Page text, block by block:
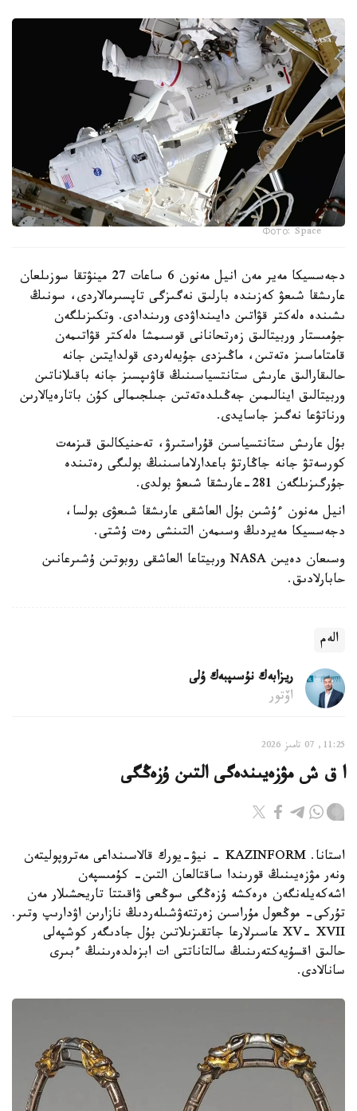
Фото: Space
دجەسسيكا مەير مەن انيل مەنون 6 ساعات 27 مينۋتقا سوزىلعان
عارىشقا شىعۋ كەزىندە بارلىق نەگىزگى تاپسىرمالاردى، سونىڭ
ىشىندە ەلەكتر قۋاتىن دايىنداۋدى ورىندادى. وتكىزىلگەن
جۇمىستار وربيتالىق زەرتحانانى قوسىمشا ەلەكتر قۋاتىمەن
قامتاماسىز ەتەتىن، ماڭىزدى جۇيەلەردى قولدايتىن جانە
حالىقارالىق عارىش ستانتسياسىنىڭ قاۋىپسىز جانە باقىلاناتىن
وربيتالىق اينالىمىن جەڭىلدەتەتىن جىلجىمالى كۇن باتارەيالارىن
ورناتۋعا نەگىز جاسايدى.
بۇل عارىش ستانتسياسىن قۇراستىرۋ، تەحنيكالىق قىزمەت
كورسەتۋ جانە جاڭارتۋ باعدارلاماسىنىڭ بولىگى رەتىندە
جۇرگىزىلگەن 281-عارىشقا شىعۋ بولدى.
انيل مەنون ءۇشىن بۇل العاشقى عارىشقا شىعۋى بولسا،
دجەسسيكا مەيردىڭ وسىمەن التىنشى رەت ۇشتى.
وسىعان دەيىن NASA وربيتاعا العاشقى روبوتىن ۇشىرعانىن
حابارلادىق.
الەم
ريزابەك نۇسىپبەك ۇلى
اۆتور
11:25, 07 تامىز 2026
ا ق ش مۋزەيىندەگى التىن ۇزەڭگى
استانا. KAZINFORM - نيۋ-يورك قالاسىنداعى مەتروپوليتەن
ونەر مۋزەيىنىڭ قورىندا ساقتالعان التىن- كۇمىسپەن
اشەكەيلەنگەن ەرەكشە ۇزەڭگى سوڭعى ۋاقىتتا تاريحشىلار مەن
تۇركى- موڭعول مۇراسىن زەرتتەۋشىلەردىڭ نازارىن اۋدارىپ وتىر.
XV- XVII عاسىرلارعا جاتقىزىلاتىن بۇل جادىگەر كوشپەلى
حالىق اقسۇيەكتەرىنىڭ سالتاناتتى ات ابزەلدەرىنىڭ ءبىرى
سانالادى.